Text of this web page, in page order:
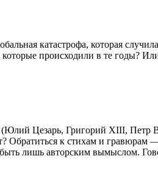
катастрофа, которая
происходили в те годы?
(Юлий Цезарь, Григорий XIII,
к стихам и гравюрам
лишь авторским вымыслом.